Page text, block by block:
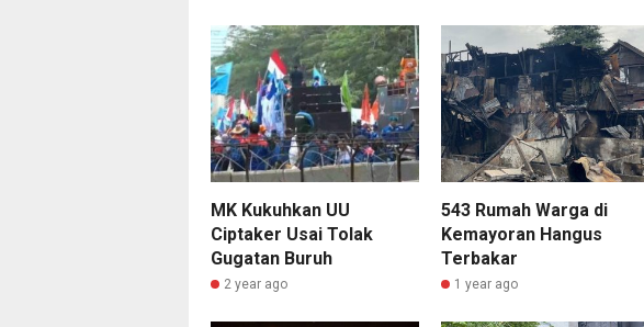
MK Kukuhkan UU
Ciptaker Usai Tolak
Gugatan Buruh
2 year ago
543 Rumah Warga di
Kemayoran Hangus
Terbakar
1 year ago